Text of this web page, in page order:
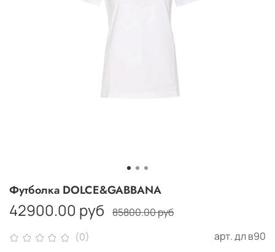
(0) арт.дл в90
Футболка DOLCE&GABBANA
42900.00 руб 85800.00 руб